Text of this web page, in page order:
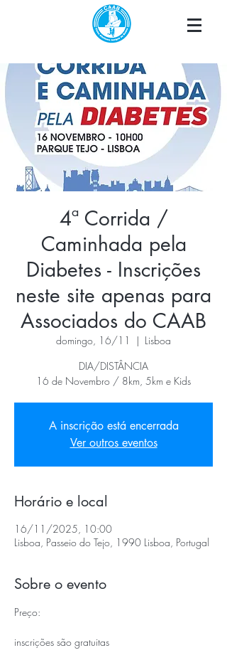
4ª Corrida /
Caminhada pela
Diabetes - Inscrições
neste site apenas para
Associados do CAAB
domingo, 16/11
  |
Lisboa
DIA/DISTÂNCIA
16 de Novembro / 8km, 5km e Kids
A inscrição está encerrada
Ver outros eventos
Horário e local
16/11/2025, 10:00
Lisboa, Passeio do Tejo, 1990 Lisboa, Portugal
Sobre o evento
Preço:
inscrições são gratuitas